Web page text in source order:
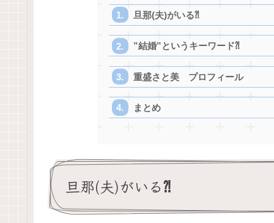
旦那(夫)がいる⁈
”結婚”というキーワード⁈
重盛さと美 プロフィール
まとめ
旦那(夫)がいる⁈